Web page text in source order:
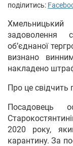
поділитись:
задоволення
об’єднаної
визнано
накладено
Про це свідчить
Посадовець
2020 року,
карантину. За